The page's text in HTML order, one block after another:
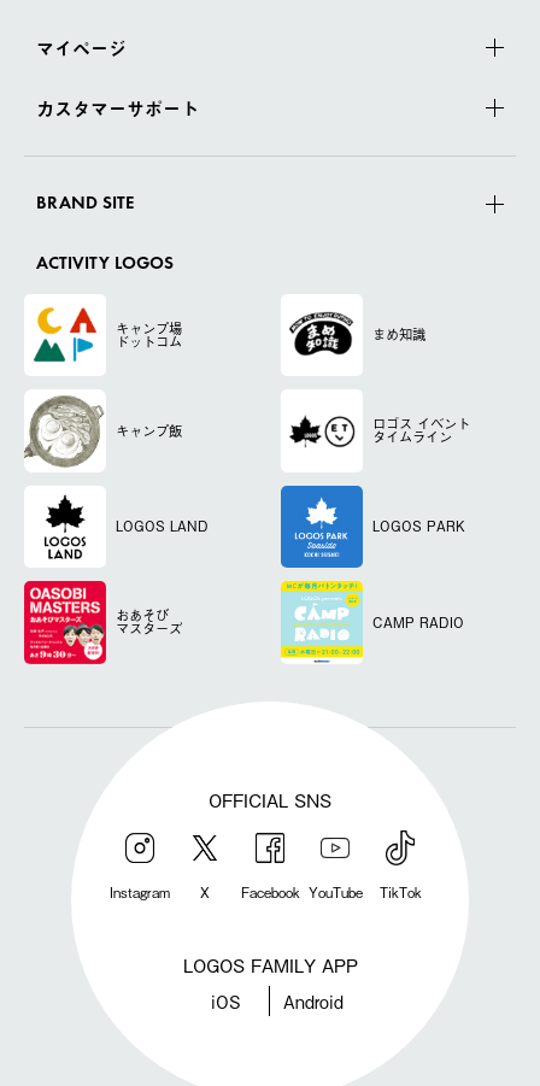
マイページ
カスタマーサポート
BRAND SITE
ACTIVITY LOGOS
キャンプ場
ドットコム まめ知識
キャンプ飯 ロゴス イベント
タイムライン
LOGOS LAND LOGOS PARK
おあそび
マスターズ CAMP RADIO
OFFICIAL SNS
Instagram X Facebook YouTube TikTok
LOGOS FAMILY APP
iOS Android